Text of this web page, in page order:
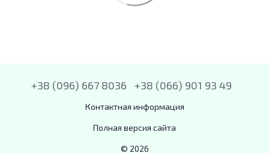
+38 (096) 667 8036 +38 (066) 901 93 49
Контактная информация
Полная версия сайта
© 2026